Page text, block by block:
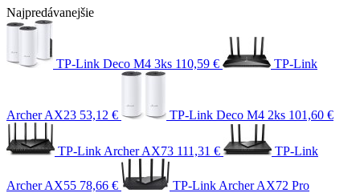
Najpredávanejšie
TP-Link Deco M4 3ks 110,59 € TP-Link
Archer AX23 53,12 € TP-Link Deco M4 2ks 101,60 €
TP-Link Archer AX73 111,31 € TP-Link
Archer AX55 78,66 € TP-Link Archer AX72 Pro